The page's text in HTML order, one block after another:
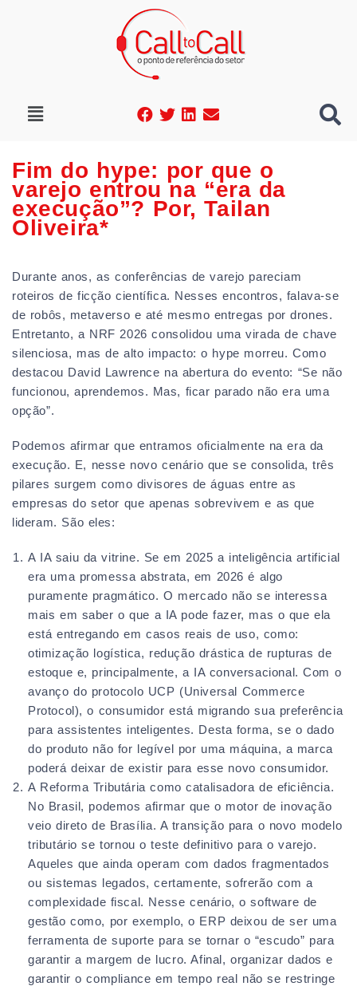
Fim do hype: por que o
varejo entrou na “era da
execução”? Por, Tailan
Oliveira*
Durante anos, as conferências de varejo pareciam
roteiros de ficção científica. Nesses encontros, falava-se
de robôs, metaverso e até mesmo entregas por drones.
Entretanto, a NRF 2026 consolidou uma virada de chave
silenciosa, mas de alto impacto: o hype morreu. Como
destacou David Lawrence na abertura do evento: “Se não
funcionou, aprendemos. Mas, ficar parado não era uma
opção”.
Podemos afirmar que entramos oficialmente na era da
execução. E, nesse novo cenário que se consolida, três
pilares surgem como divisores de águas entre as
empresas do setor que apenas sobrevivem e as que
lideram. São eles:
A IA saiu da vitrine. Se em 2025 a inteligência artificial
era uma promessa abstrata, em 2026 é algo
puramente pragmático. O mercado não se interessa
mais em saber o que a IA pode fazer, mas o que ela
está entregando em casos reais de uso, como:
otimização logística, redução drástica de rupturas de
estoque e, principalmente, a IA conversacional. Com o
avanço do protocolo UCP (Universal Commerce
Protocol), o consumidor está migrando sua preferência
para assistentes inteligentes. Desta forma, se o dado
do produto não for legível por uma máquina, a marca
poderá deixar de existir para esse novo consumidor.
A Reforma Tributária como catalisadora de eficiência.
No Brasil, podemos afirmar que o motor de inovação
veio direto de Brasília. A transição para o novo modelo
tributário se tornou o teste definitivo para o varejo.
Aqueles que ainda operam com dados fragmentados
ou sistemas legados, certamente, sofrerão com a
complexidade fiscal. Nesse cenário, o software de
gestão como, por exemplo, o ERP deixou de ser uma
ferramenta de suporte para se tornar o “escudo” para
garantir a margem de lucro. Afinal, organizar dados e
garantir o compliance em tempo real não se restringe